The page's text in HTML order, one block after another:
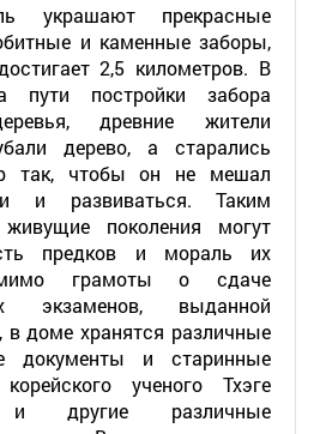
украшают прекрасные
и каменные заборы,
2,5 километров. В
пути постройки забора
древние жители
дерево, а старались
так, чтобы он не мешал
и развиваться. Таким
поколения могут
предков и мораль их
грамоты о сдаче
экзаменов, выданной
доме хранятся различные
документы и старинные
ученого Тхэге
и другие различные